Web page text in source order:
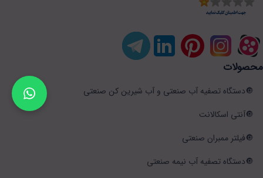
محصولات
دستگاه تصفیه آب صنعتی و آب شیرین کن صنعتی
آنتی اسکالانت
فیلتر ممبران صنعتی
دستگاه تصفیه آب نیمه صنعتی